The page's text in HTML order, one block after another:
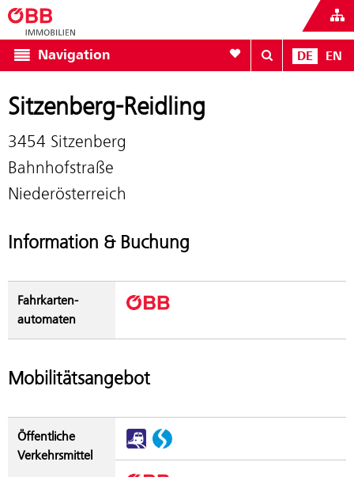
Navigation Zur Favoritenliste
DE EN
Sitzenberg-Reidling
3454 Sitzenberg
Bahnhofstraße
Niederösterreich
Information & Buchung
Fahrkarten­
automaten
Mobilitätsangebot
Öffentliche
Verkehrsmittel